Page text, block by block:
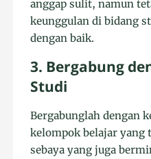
anggap sulit, namun
keunggulan di bidang
dengan baik.
3. Bergabung
Studi
Bergabunglah dengan
kelompok belajar
sebaya yang juga